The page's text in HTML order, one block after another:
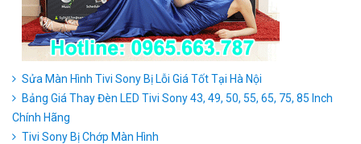
Sửa Màn Hình Tivi Sony Bị Lỗi Giá Tốt Tại Hà Nội
Bảng Giá Thay Đèn LED Tivi Sony 43, 49, 50, 55, 65, 75, 85 Inch
Chính Hãng
Tivi Sony Bị Chớp Màn Hình